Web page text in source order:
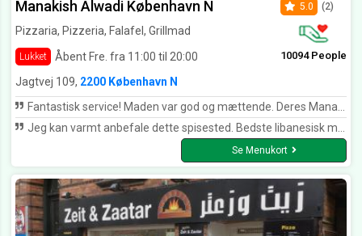
Manakish Alwadi København N
Pizzaria, Pizzeria, Falafel, Grillmad
Lukket Åbent Fre. fra 11:00 til 20:00
5.0 (2)
10094 People
Jagtvej 109, 2200 København N
Fantastisk service! Maden var god og mættende. Deres Manakish med kød var en berigelse af mine smagsløg!!! Varm anbefaling herfra.
Jeg kan varmt anbefale dette spisested. Bedste libanesisk mad i København. Efter min mening
Se Menukort